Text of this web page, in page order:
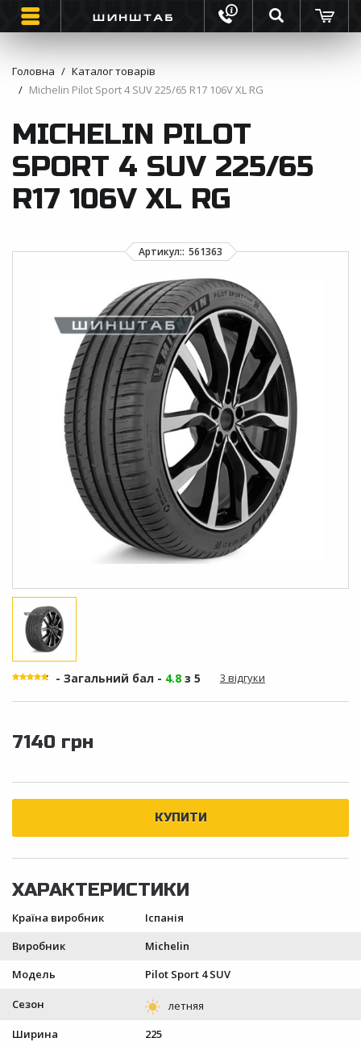
ШИНИ
ВАНТАЖНІ ШИНИ
МОТО ШИНИ
ІНФОРМАЦІЯ
ЗВОРОТНИЙ ДЗВІНОК
ВІДГУКИ ПРО ШИНИ
Головна
Каталог товарів
Michelin Pilot Sport 4 SUV 225/65 R17 106V XL RG
MICHELIN PILOT
SPORT 4 SUV 225/65
R17 106V XL RG
- Загальний бал - 4.8 з 5 3 відгуки
7140 грн
Країна виробник
Іспанія
Виробник
Michelin
Модель
Pilot Sport 4 SUV
Сезон
Ширина
225